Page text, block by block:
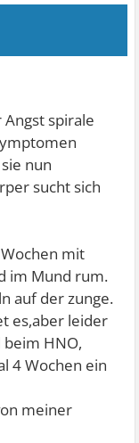
spirale
nun
sucht sich
mit
im Mund rum.
auf der zunge.
es,aber leider
HNO,
4 Wochen ein
meiner